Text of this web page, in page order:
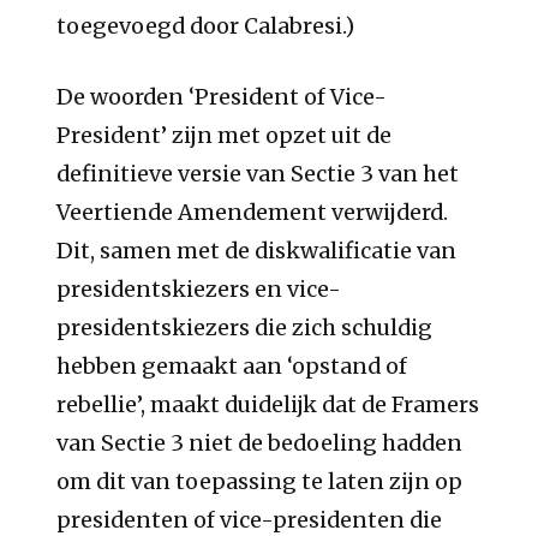
toegevoegd door Calabresi.)
De woorden ‘President of Vice-
President’ zijn met opzet uit de
definitieve versie van Sectie 3 van het
Veertiende Amendement verwijderd.
Dit, samen met de diskwalificatie van
presidentskiezers en vice-
presidentskiezers die zich schuldig
hebben gemaakt aan ‘opstand of
rebellie’, maakt duidelijk dat de Framers
van Sectie 3 niet de bedoeling hadden
om dit van toepassing te laten zijn op
presidenten of vice-presidenten die